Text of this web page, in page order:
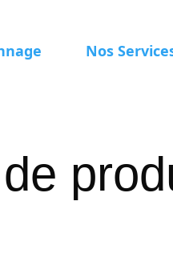
Nos